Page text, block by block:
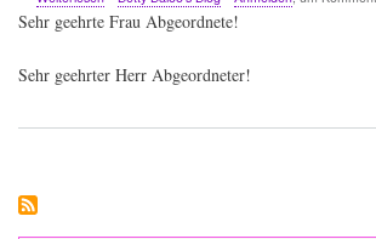
Abstimmung
Impfpflicht
Sehr geehrte Frau Abgeordnete!
Sehr geehrter Herr Abgeordneter!